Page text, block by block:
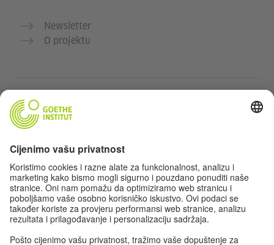
Newsletter
O projektu
Kurse njemačkog jezika Goethe-Instituta
Portal za nastavnike „Deutschstunde“
Privatnost i pristupačnost